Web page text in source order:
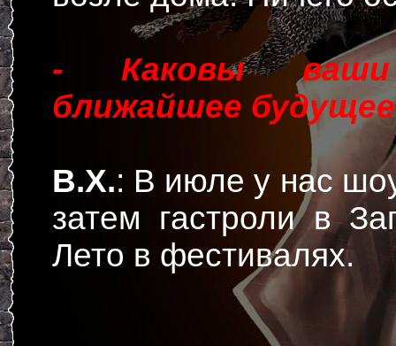
- Каковы
ближайшее
В.Х.: В июле у нас
затем гастроли в
Лето в фестивалях.